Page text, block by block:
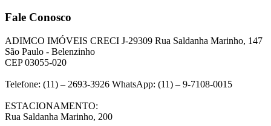
Fale Conosco
ADIMCO IMÓVEIS CRECI J-29309 Rua Saldanha Marinho, 147
São Paulo - Belenzinho
CEP 03055-020
Telefone: (11) – 2693-3926 WhatsApp: (11) – 9-7108-0015
ESTACIONAMENTO:
Rua Saldanha Marinho, 200